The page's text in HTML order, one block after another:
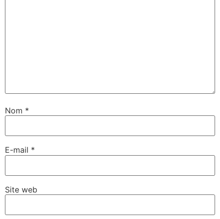
Nom *
E-mail *
Site web